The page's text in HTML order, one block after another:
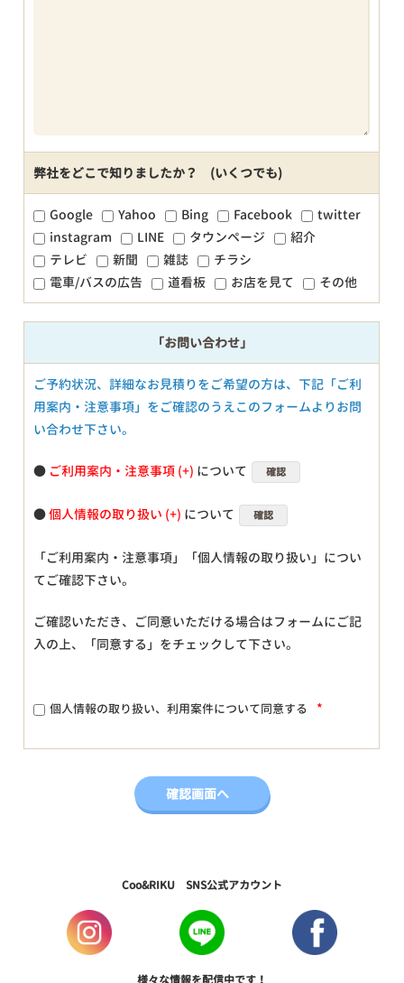
弊社をどこで知りましたか？ (いくつでも)
Google Yahoo Bing Facebook
twitter
instagram
LINE タウンページ
紹介
テレビ
新聞 雑誌
チラシ
電車/バスの広告
道看板 お店を見て その他
「お問い合わせ」
ご予約状況、詳細なお見積りをご希望の方は、下記「ご利
用案内・注意事項」をご確認のうえこのフォームよりお問
い合わせ下さい。
● ご利用案内・注意事項 について 確認
●個人情報の取り扱い について 確認
「ご利用案内・注意事項」「個人情報の取り扱い」につい
てご確認下さい。
ご確認いただき、ご同意いただける場合はフォームにご記
入の上、「同意する」をチェックして下さい。
個人情報の取り扱い、利用案件について同意する *
Coo&RIKU SNS公式アカウント
様々な情報を配信中です！